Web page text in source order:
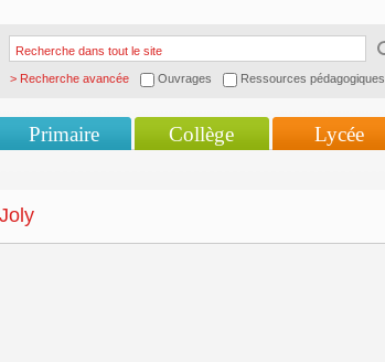
> Recherche avancée Ouvrages Ressources pédagogiques
Primaire Collège Lycée